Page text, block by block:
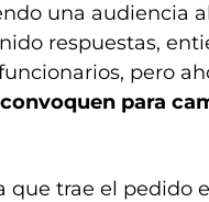
una audiencia
respuestas,
pero
para
trae el pedido